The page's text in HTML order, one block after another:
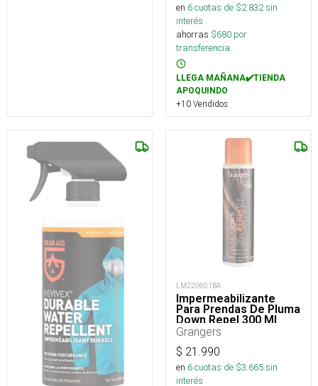
en 6cuotas de $2.832sin
interés
ahorras $680 por
transferencia.
LLEGA MAÑANA✔️TIENDA
APOQUINDO
+10 Vendidos
LM220601BA
Impermeabilizante
Para Prendas De Pluma
Down Repel 300 Ml
Grangers
$ 21.990
en 6cuotas de $3.665sin
interés